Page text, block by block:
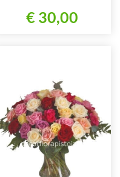
€ 30,00